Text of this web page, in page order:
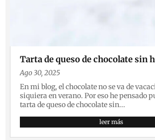
Tarta de queso de chocolate sin
Ago 30, 2025
En mi blog, el chocolate no se va de
siquiera en verano. Por eso he pensado
tarta de queso de chocolate sin...
leer más